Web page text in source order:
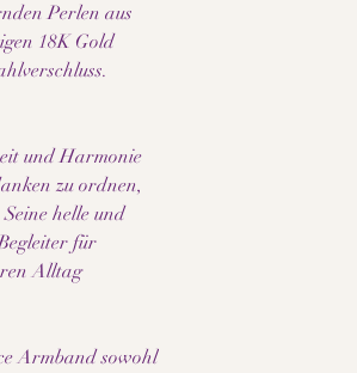
Perlen aus
18K Gold
und Harmonie
zu ordnen,
helle und
für
Alltag
Armband sowohl